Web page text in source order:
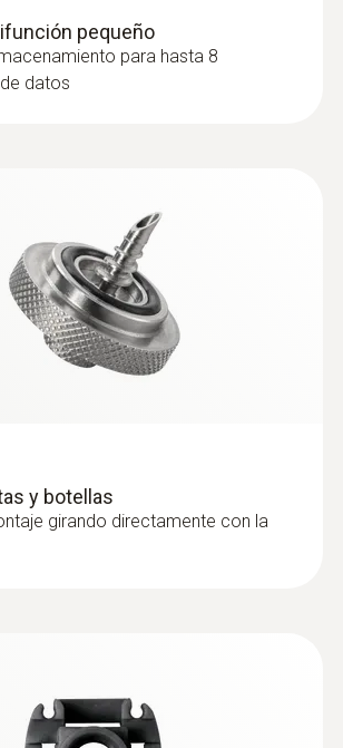
pequeño
para hasta 8
datos
y botellas
girando directamente con la